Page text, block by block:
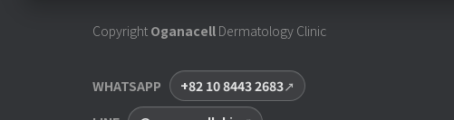
Copyright Oganacell Dermatology Clinic
WHATSAPP
+82 10 8443 2683